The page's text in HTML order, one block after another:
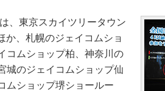
、東京スカイツリータウン
か、札幌のジェイコムショ
コムショップ柏、神奈川の
城のジェイコムショップ仙
ムショップ堺ショールー